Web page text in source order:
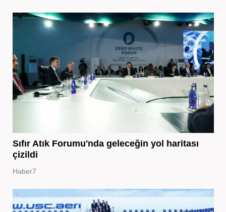
Sıfır Atık Forumu'nda geleceğin yol haritası
çizildi
Haber7